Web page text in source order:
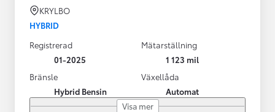
KRYLBO
HYBRID
Registrerad
01-2025
Mätarställning
1 123 mil
Bränsle
Hybrid Bensin
Växellåda
Automat
Visa mer